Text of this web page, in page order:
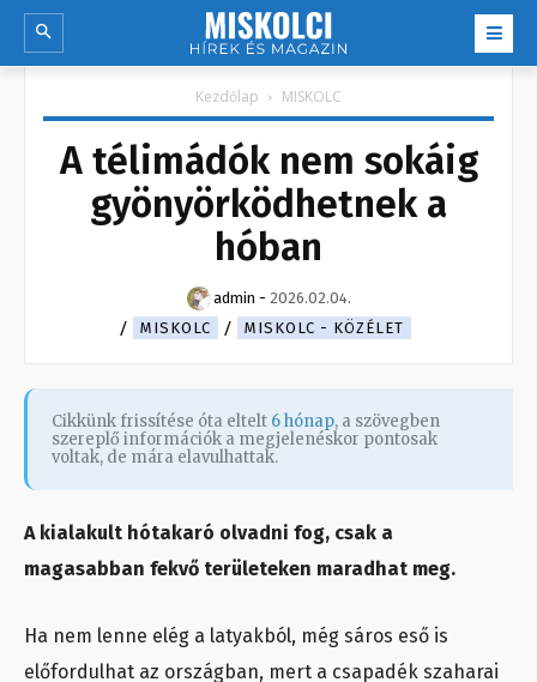
Kezdőlap MISKOLC
A télimádók nem sokáig
gyönyörködhetnek a
hóban
admin - 2026.02.04.
MISKOLC
MISKOLC - KÖZÉLET
Cikkünk frissítése óta eltelt 6 hónap, a szövegben
szereplő információk a megjelenéskor pontosak
voltak, de mára elavulhattak.
A kialakult hótakaró olvadni fog, csak a
magasabban fekvő területeken maradhat meg.
Ha nem lenne elég a latyakból, még sáros eső is
előfordulhat az országban, mert a csapadék szaharai